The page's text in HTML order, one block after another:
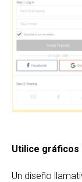
Utilice gráficos
Un diseño